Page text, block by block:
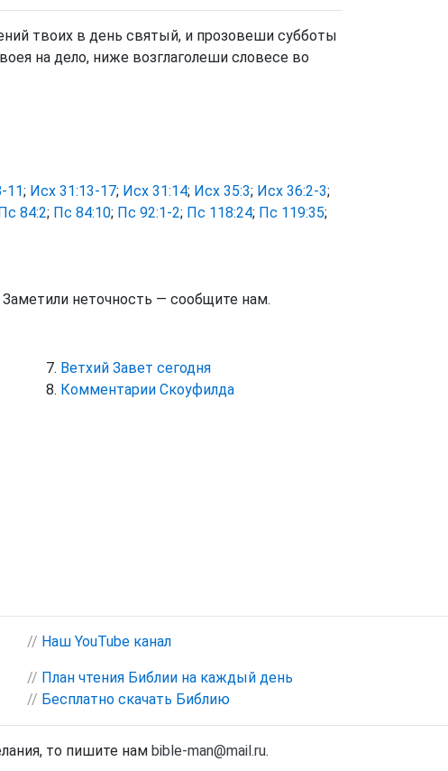
твоих в день святый, и прозовеши субботы
на дело, ниже возглаголеши словесе во
11; Исх 31:13-17; Исх 31:14; Исх 35:3; Исх 36:2-3;
84:2; Пс 84:10; Пс 92:1-2; Пс 118:24; Пс 119:35;
неточность — сообщите нам.
Ветхий Завет сегодня
Комментарии Скоуфилда
// Наш YouTube канал
// План чтения Библии на каждый день
// Бесплатно скачать Библию
то пишите нам bible-man@mail.ru.